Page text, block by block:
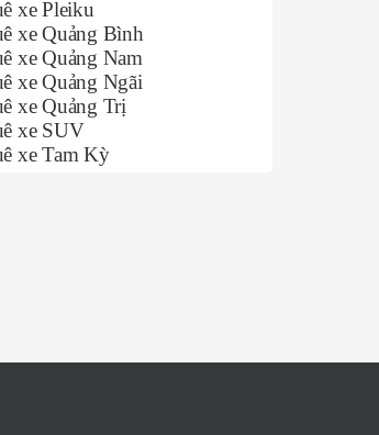
xe Pleiku
xe Quảng Bình
xe Quảng Nam
xe Quảng Ngãi
xe Quảng Trị
xe SUV
xe Tam Kỳ